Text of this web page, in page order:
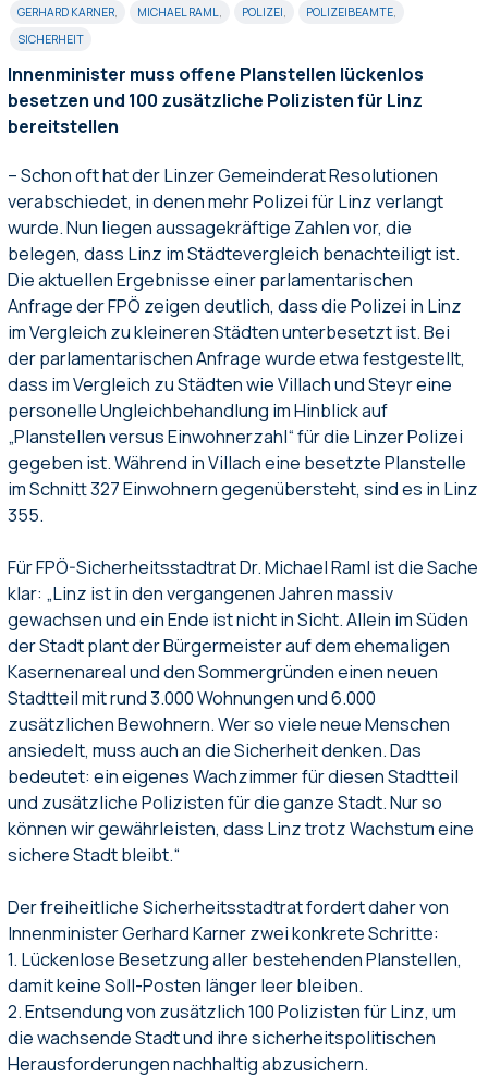
GERHARD KARNER, MICHAEL RAML, POLIZEI, POLIZEIBEAMTE,
SICHERHEIT
Innenminister muss offene Planstellen lückenlos
besetzen und 100 zusätzliche Polizisten für Linz
bereitstellen
– Schon oft hat der Linzer Gemeinderat Resolutionen
verabschiedet, in denen mehr Polizei für Linz verlangt
wurde. Nun liegen aussagekräftige Zahlen vor, die
belegen, dass Linz im Städtevergleich benachteiligt ist.
Die aktuellen Ergebnisse einer parlamentarischen
Anfrage der FPÖ zeigen deutlich, dass die Polizei in Linz
im Vergleich zu kleineren Städten unterbesetzt ist. Bei
der parlamentarischen Anfrage wurde etwa festgestellt,
dass im Vergleich zu Städten wie Villach und Steyr eine
personelle Ungleichbehandlung im Hinblick auf
„Planstellen versus Einwohnerzahl“ für die Linzer Polizei
gegeben ist. Während in Villach eine besetzte Planstelle
im Schnitt 327 Einwohnern gegenübersteht, sind es in Linz
355.
Für FPÖ-Sicherheitsstadtrat Dr. Michael Raml ist die Sache
klar: „Linz ist in den vergangenen Jahren massiv
gewachsen und ein Ende ist nicht in Sicht. Allein im Süden
der Stadt plant der Bürgermeister auf dem ehemaligen
Kasernenareal und den Sommergründen einen neuen
Stadtteil mit rund 3.000 Wohnungen und 6.000
zusätzlichen Bewohnern. Wer so viele neue Menschen
ansiedelt, muss auch an die Sicherheit denken. Das
bedeutet: ein eigenes Wachzimmer für diesen Stadtteil
und zusätzliche Polizisten für die ganze Stadt. Nur so
können wir gewährleisten, dass Linz trotz Wachstum eine
sichere Stadt bleibt.“
Der freiheitliche Sicherheitsstadtrat fordert daher von
Innenminister Gerhard Karner zwei konkrete Schritte:
1. Lückenlose Besetzung aller bestehenden Planstellen,
damit keine Soll-Posten länger leer bleiben.
2. Entsendung von zusätzlich 100 Polizisten für Linz, um
die wachsende Stadt und ihre sicherheitspolitischen
Herausforderungen nachhaltig abzusichern.